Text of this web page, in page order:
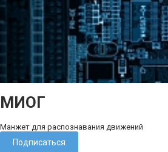
МИОГ
Манжет для распознавания движений
Подписаться